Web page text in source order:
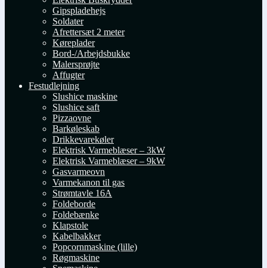
Gipspladehejs
Soldater
Afrettersæt 2 meter
Køreplader
Bord-/Arbejdsbukke
Malersprøjte
Affugter
Festudlejning
Slushice maskine
Slushice saft
Pizzaovne
Barkøleskab
Drikkevarekøler
Elektrisk Varmeblæser – 3kW
Elektrisk Varmeblæser – 9kW
Gasvarmeovn
Varmekanon til gas
Strømtavle 16A
Foldeborde
Foldebænke
Klapstole
Kabelbakker
Popcornmaskine (lille)
Røgmaskine